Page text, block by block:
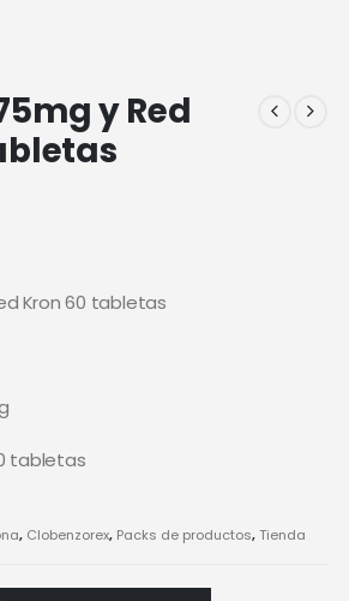
y Red
Kron 60 tabletas
tabletas
, Clobenzorex, Packs de productos,Tienda